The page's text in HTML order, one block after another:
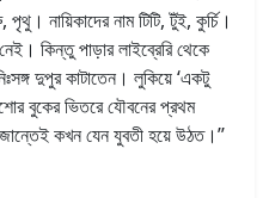
নায়িকাদের নাম টিটি, টুঁই, কুর্চি।
কিন্তু পাড়ার লাইব্রেরি থেকে
দুপুর কাটাতেন। লুকিয়ে ‘একটু
বুকের ভিতরে যৌবনের প্রথম
কখন যেন যুবতী হয়ে উঠত।’’